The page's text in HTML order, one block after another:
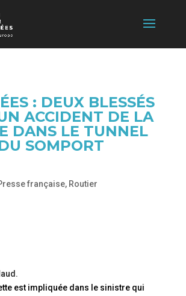
: DEUX BLESSÉS
ACCIDENT DE LA
DANS LE TUNNEL
SOMPORT
française, Routier
est impliquée dans le sinistre qui